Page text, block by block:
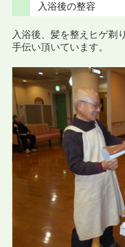
入浴後の整容
入浴後、髪を整えヒゲ剃
手伝い頂いています。